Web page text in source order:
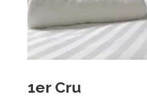
1er Cru